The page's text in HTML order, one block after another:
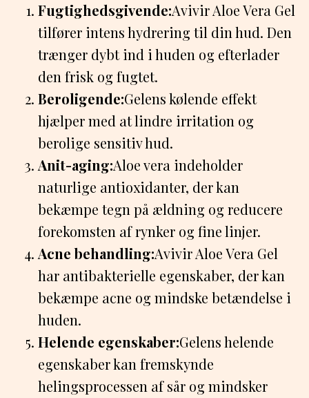
Fugtighedsgivende:Avivir Aloe Vera Gel
tilfører intens hydrering til din hud. Den
trænger dybt ind i huden og efterlader
den frisk og fugtet.
Beroligende:Gelens kølende effekt
hjælper med at lindre irritation og
berolige sensitiv hud.
Anit-aging:Aloe vera indeholder
naturlige antioxidanter, der kan
bekæmpe tegn på ældning og reducere
forekomsten af rynker og fine linjer.
Acne behandling:Avivir Aloe Vera Gel
har antibakterielle egenskaber, der kan
bekæmpe acne og mindske betændelse i
huden.
Helende egenskaber:Gelens helende
egenskaber kan fremskynde
helingsprocessen af sår og mindsker